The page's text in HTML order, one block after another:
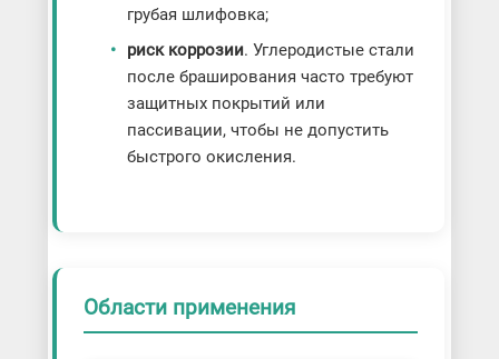
грубая шлифовка;
риск коррозии. Углеродистые стали
после браширования часто требуют
защитных покрытий или
пассивации, чтобы не допустить
быстрого окисления.
Области применения